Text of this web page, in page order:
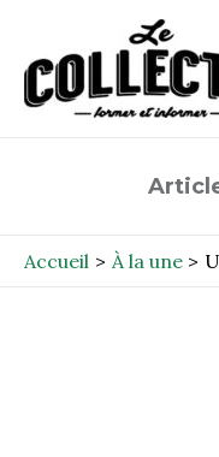
contenu
Accueil À la une